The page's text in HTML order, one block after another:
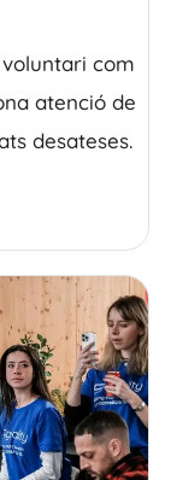
com
atenció de
desateses.